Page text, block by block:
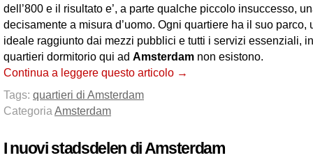
dell’800 e il risultato e’, a parte qualche piccolo insuccesso,
decisamente a misura d’uomo. Ogni quartiere ha il suo parco,
ideale raggiunto dai mezzi pubblici e tutti i servizi essenziali,
quartieri dormitorio qui ad Amsterdam non esistono.
Continua a leggere questo articolo →
Tags: quartieri di Amsterdam
Categoria Amsterdam
I nuovi stadsdelen di Amsterdam